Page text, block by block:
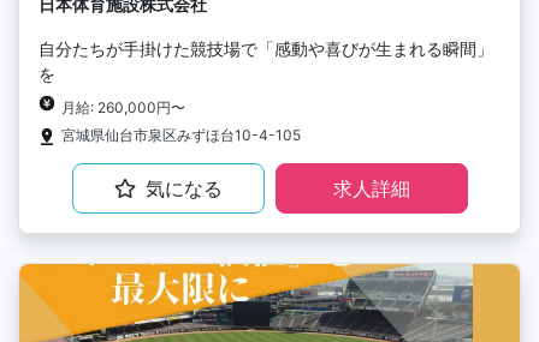
日本体育施設株式会社
自分たちが手掛けた競技場で「感動や喜びが生まれる瞬間」
を
月給: 260,000円〜
宮城県仙台市泉区みずほ台10-4-105
気になる 求人詳細